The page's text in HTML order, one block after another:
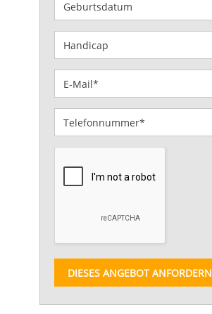
DIESES ANGEBOT ANFORDERN